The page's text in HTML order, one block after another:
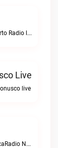
La música que te hace alucinarDesierto Radio live
Live
live
La mas alterada de la Sierra MazatecaRadio Nanj-Ngaa live